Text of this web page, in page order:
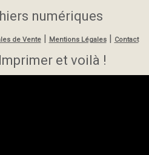
numériques
de Vente| Mentions Légales | Contact
et voilà !